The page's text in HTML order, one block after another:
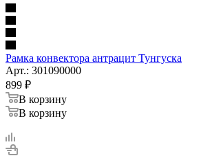
Рамка конвектора антрацит Тунгуска
Арт.: 301090000
899 ₽
В корзину
В корзину